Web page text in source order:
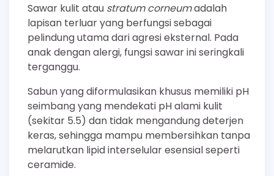
Sawar kulit atau stratum corneumadalah
lapisan terluar yang berfungsi sebagai
pelindung utama dari agresi eksternal. Pada
anak dengan alergi, fungsi sawar ini seringkali
terganggu.
Sabun yang diformulasikan khusus memiliki pH
seimbang yang mendekati pH alami kulit
(sekitar 5.5) dan tidak mengandung deterjen
keras, sehingga mampu membersihkan tanpa
melarutkan lipid interselular esensial seperti
ceramide.